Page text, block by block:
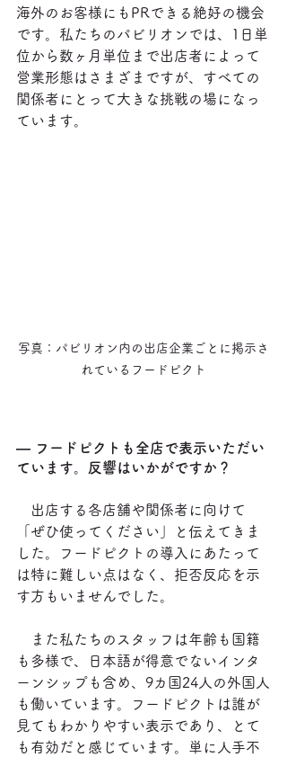
海外のお客様にもPRできる絶好の機会
です。私たちのパビリオンでは、1日単
位から数ヶ月単位まで出店者によって
営業形態はさまざまですが、すべての
関係者にとって大きな挑戦の場になっ
ています。
写真：パビリオン内の出店企業ごとに掲示さ
れているフードピクト
― フードピクトも全店で表示いただい
ています。反響はいかがですか？
出店する各店舗や関係者に向けて
「ぜひ使ってください」と伝えてきま
した。フードピクトの導入にあたって
は特に難しい点はなく、拒否反応を示
す方もいませんでした。
また私たちのスタッフは年齢も国籍
も多様で、日本語が得意でないインタ
ーンシップも含め、9カ国24人の外国人
も働いています。フードピクトは誰が
見てもわかりやすい表示であり、とて
も有効だと感じています。単に人手不